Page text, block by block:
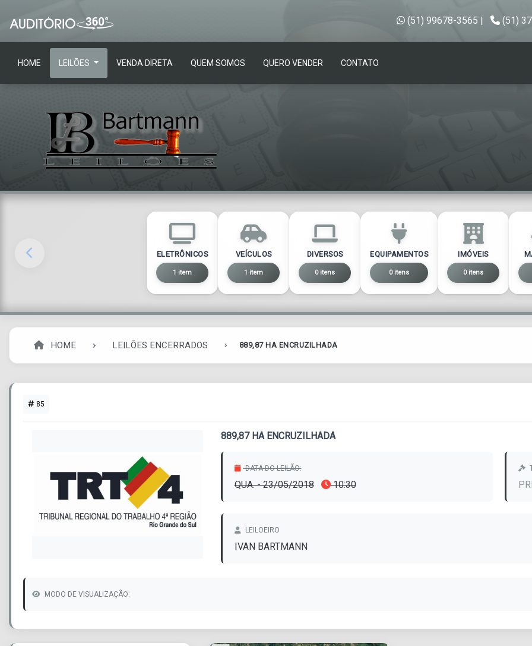
(51) 99678-3565 | (51)
HOME LEILÕES VENDA DIRETA QUEM SOMOS QUERO VENDER CONTATO
ELETRÔNICOS
1 item
VEÍCULOS
1 item
DIVERSOS
0 itens
EQUIPAMENTOS
0 itens
IMÓVEIS
0 itens
HOME LEILÕES ENCERRADOS 889,87 HA ENCRUZILHADA
85
889,87 HA ENCRUZILHADA
DATA DO LEILÃO:
QUA. - 23/05/2018 10:30
LEILOEIRO
IVAN BARTMANN
MODO DE VISUALIZAÇÃO: